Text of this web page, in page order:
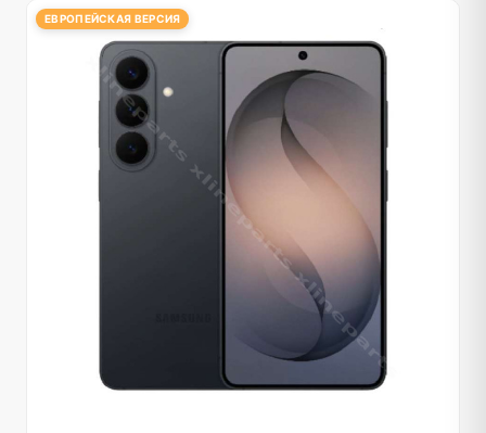
ЕВРОПЕЙСКАЯ ВЕРСИЯ